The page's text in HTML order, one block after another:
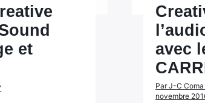
et
avec
Par J-C
novembre